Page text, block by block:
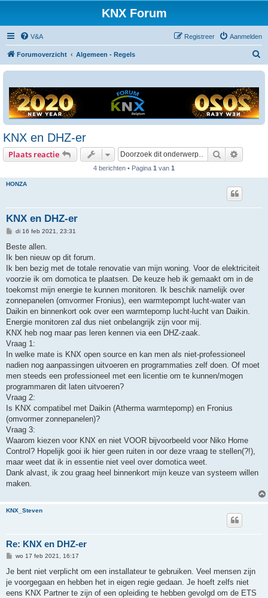
KNX Forum
V&A Aanmelden
Registreer
Forumoverzicht Algemeen - Regels
KNX en DHZ-er
Plaats reactie Zoek
4 berichten • Pagina 1 van 1
HONZA
KNX en DHZ-er
B
r
c
h
di 16 feb 2021, 23:31
Beste allen.
Ik ben nieuw op dit forum.
Ik ben bezig met de totale renovatie van mijn woning. Voor de elektriciteit
voorzie ik om domotica te plaatsen. De keuze heb ik gemaakt om in de
toekomst mijn energie te kunnen monitoren. Ik beschik namelijk over
zonnepanelen (omvormer Fronius), een warmtepompt lucht-water van
Daikin en binnenkort ook over een warmtepomp lucht-lucht van Daikin.
Energie monitoren zal dus niet onbelangrijk zijn voor mij.
KNX heb nog maar pas leren kennen via een DHZ-zaak.
Vraag 1:
In welke mate is KNX open source en kan men als niet-professioneel
nadien nog aanpassingen uitvoeren en programmaties zelf doen. Of moet
men steeds een professioneel met een licentie om te kunnen/mogen
programmaren dit laten uitvoeren?
Vraag 2:
Is KNX compatibel met Daikin (Atherma warmtepomp) en Fronius
(omvormer zonnepanelen)?
Vraag 3:
Waarom kiezen voor KNX en niet VOOR bijvoorbeeld voor Niko Home
Control? Hopelijk gooi ik hier geen ruiten in oor deze vraag te stellen(?!),
maar weet dat ik in essentie niet veel over domotica weet.
Dank alvast, ik zou graag heel binnenkort mijn keuze van systeem willen
maken.
KNX_Steven
Re: KNX en DHZ-er
B
r
c
h
wo 17 feb 2021, 16:17
Je bent niet verplicht om een installateur te gebruiken. Veel mensen zijn
je voorgegaan en hebben het in eigen regie gedaan. Je hoeft zelfs niet
eens KNX Partner te zijn of een opleiding te hebben gevolgd om de ETS